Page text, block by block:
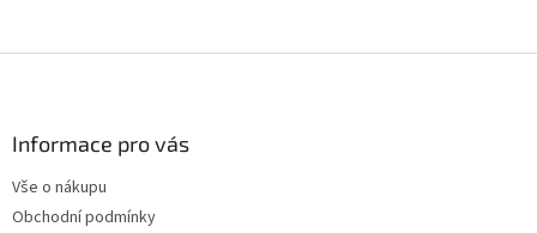
Informace pro vás
Vše o nákupu
Obchodní podmínky